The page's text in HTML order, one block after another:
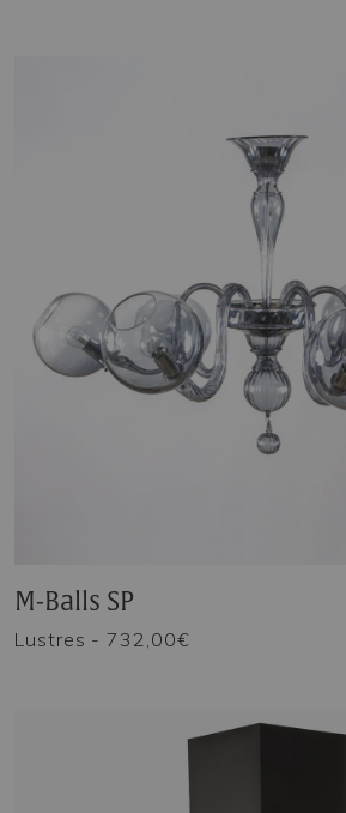
M-Balls SP
Lustres - 732,00€